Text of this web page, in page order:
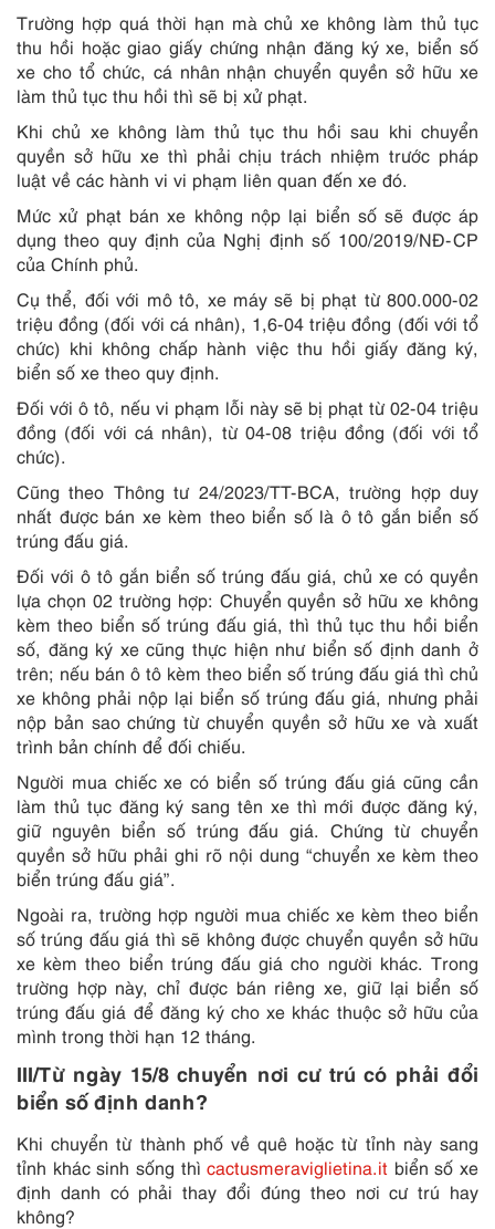
Trường hợp quá thời hạn mà chủ xe không làm thủ tục
thu hồi hoặc giao giấy chứng nhận đăng ký xe, biển số
xe cho tổ chức, cá nhân nhận chuyển quyền sở hữu xe
làm thủ tục thu hồi thì sẽ bị xử phạt.
Khi chủ xe không làm thủ tục thu hồi sau khi chuyển
quyền sở hữu xe thì phải chịu trách nhiệm trước pháp
luật về các hành vi vi phạm liên quan đến xe đó.
Mức xử phạt bán xe không nộp lại biển số sẽ được áp
dụng theo quy định của Nghị định số 100/2019/NĐ-CP
của Chính phủ.
Cụ thể, đối với mô tô, xe máy sẽ bị phạt từ 800.000-02
triệu đồng (đối với cá nhân), 1,6-04 triệu đồng (đối với tổ
chức) khi không chấp hành việc thu hồi giấy đăng ký,
biển số xe theo quy định.
Đối với ô tô, nếu vi phạm lỗi này sẽ bị phạt từ 02-04 triệu
đồng (đối với cá nhân), từ 04-08 triệu đồng (đối với tổ
chức).
Cũng theo Thông tư 24/2023/TT-BCA, trường hợp duy
nhất được bán xe kèm theo biển số là ô tô gắn biển số
trúng đấu giá.
Đối với ô tô gắn biển số trúng đấu giá, chủ xe có quyền
lựa chọn 02 trường hợp: Chuyển quyền sở hữu xe không
kèm theo biển số trúng đấu giá, thì thủ tục thu hồi biển
số, đăng ký xe cũng thực hiện như biển số định danh ở
trên; nếu bán ô tô kèm theo biển số trúng đấu giá thì chủ
xe không phải nộp lại biển số trúng đấu giá, nhưng phải
nộp bản sao chứng từ chuyển quyền sở hữu xe và xuất
trình bản chính để đối chiếu.
Người mua chiếc xe có biển số trúng đấu giá cũng cần
làm thủ tục đăng ký sang tên xe thì mới được đăng ký,
giữ nguyên biển số trúng đấu giá. Chứng từ chuyển
quyền sở hữu phải ghi rõ nội dung “chuyển xe kèm theo
biển trúng đấu giá”.
Ngoài ra, trường hợp người mua chiếc xe kèm theo biển
số trúng đấu giá thì sẽ không được chuyển quyền sở hữu
xe kèm theo biển trúng đấu giá cho người khác. Trong
trường hợp này, chỉ được bán riêng xe, giữ lại biển số
trúng đấu giá để đăng ký cho xe khác thuộc sở hữu của
mình trong thời hạn 12 tháng.
III/Từ ngày 15/8 chuyển nơi cư trú có phải đổi
biển số định danh?
Khi chuyển từ thành phố về quê hoặc từ tỉnh này sang
tỉnh khác sinh sống thìcactusmeraviglietina.it biển số xe
định danh có phải thay đổi đúng theo nơi cư trú hay
không?